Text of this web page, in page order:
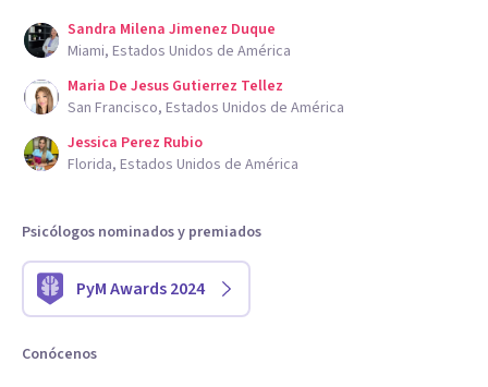
Sandra Milena Jimenez Duque
Miami, Estados Unidos de América
Maria De Jesus Gutierrez Tellez
San Francisco, Estados Unidos de América
Jessica Perez Rubio
Florida, Estados Unidos de América
Psicólogos nominados y premiados
PyM Awards 2024
Conócenos